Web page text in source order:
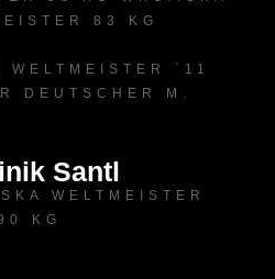
83 KG
WELTMEISTER ´11
DEUTSCHER M.
Santl
WELTMEISTER
KG